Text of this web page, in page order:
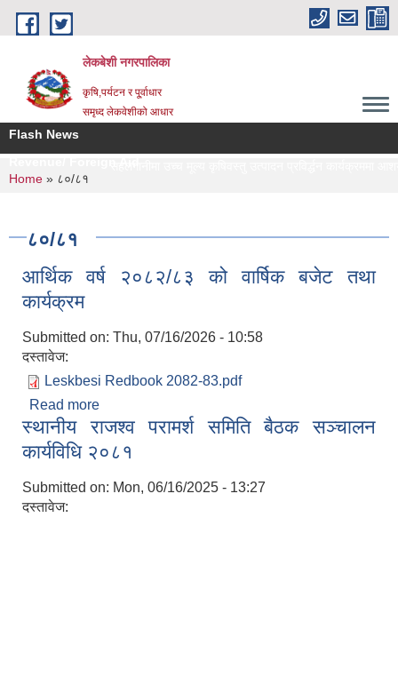
Skip to main content
लेकबेशी नगरपालिका
कृषि,पर्यटन र पू्र्वाधार
समृध्द लेकवेशीको आधार
Flash News
You are here
Home » ८०/८१
८०/८१
आर्थिक वर्ष २०८२/८३ को वार्षिक बजेट तथा
कार्यक्रम
Submitted on: Thu, 07/16/2026 - 10:58
दस्तावेज:
Leskbesi Redbook 2082-83.pdf
Read more
कार्यक्रम
स्थानीय राजश्व परामर्श समिति बैठक सञ्चालन
कार्यविधि २०८१
Submitted on: Mon, 06/16/2025 - 13:27
दस्तावेज: